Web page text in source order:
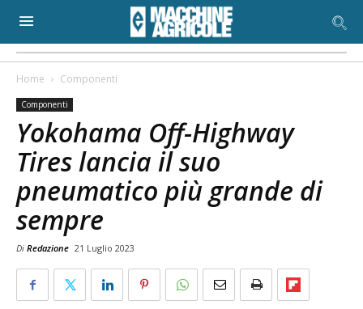
Home Componenti
Componenti
Yokohama Off-Highway
Tires lancia il suo
pneumatico più grande di
sempre
Di Redazione 21 Luglio 2023